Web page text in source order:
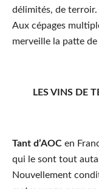
délimités, de terroir.
Aux cépages
merveille la patte
LES VINS DE
Tant d’AOC en
qui le sont tout
Nouvellement